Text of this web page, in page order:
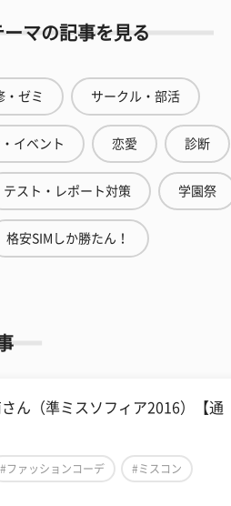
ーマの記事を見る
・ゼミ サークル・部活
イベント 恋愛 診断
テスト・レポート対策 学園祭
格安SIMしか勝たん！
ん（準ミスソフィア2016）【通
#ファッションコーデ #ミスコン